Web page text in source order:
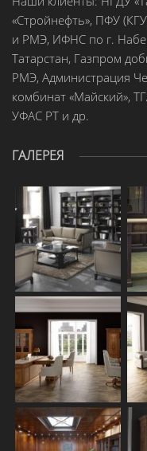
«Стройнефть», ПФУ
и РМЭ, ИФНС по г.
Татарстан, Газпром
РМЭ, Администрация
комбинат «Майский»,
УФАС РТ и др.
ГАЛЕРЕЯ